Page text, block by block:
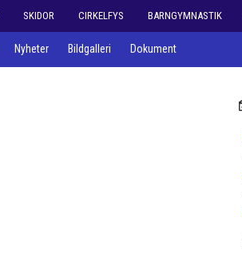
SKIDOR CIRKELFYS BARNGYMNASTIK
Nyheter Bildgalleri Dokument